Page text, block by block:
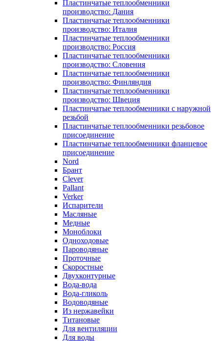
Пластинчатые теплообменники
производство: Дания
Пластинчатые теплообменники
производство: Италия
Пластинчатые теплообменники
производство: Россия
Пластинчатые теплообменники
производство: Словения
Пластинчатые теплообменники
производство: Финляндия
Пластинчатые теплообменники
производство: Швеция
Пластинчатые теплообменники с наружной
резьбой
Пластинчатые теплообменники резьбовое
присоединение
Пластинчатые теплообменники фланцевое
присоединение
Nord
Брант
Clever
Pallant
Verker
Испарители
Масляные
Медные
Моноблоки
Одноходовые
Пароводяные
Проточные
Скоростные
Двухконтурные
Вода-вода
Вода-гликоль
Водоводяные
Из нержавейки
Титановые
Для вентиляции
Для воды